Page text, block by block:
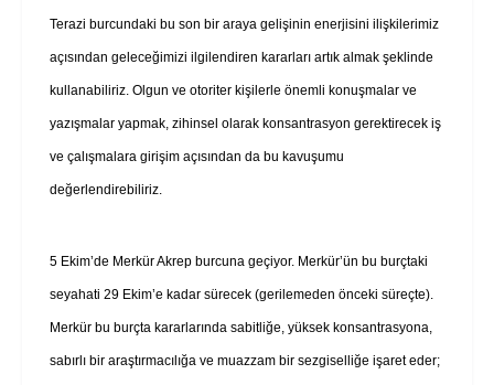
Terazi burcundaki bu son bir araya gelişinin enerjisini ilişkilerimiz
açısından geleceğimizi ilgilendiren kararları artık almak şeklinde
kullanabiliriz. Olgun ve otoriter kişilerle önemli konuşmalar ve
yazışmalar yapmak, zihinsel olarak konsantrasyon gerektirecek iş
ve çalışmalara girişim açısından da bu kavuşumu
değerlendirebiliriz.
5 Ekim’de Merkür Akrep burcuna geçiyor. Merkür’ün bu burçtaki
seyahati 29 Ekim’e kadar sürecek (gerilemeden önceki süreçte).
Merkür bu burçta kararlarında sabitliğe, yüksek konsantrasyona,
sabırlı bir araştırmacılığa ve muazzam bir sezgiselliğe işaret eder;